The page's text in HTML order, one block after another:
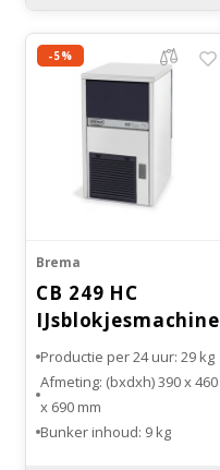
-5%
Brema
CB 249 HC
IJsblokjesmachine
RVS
Productie per 24 uur: 29 kg
Afmeting: (bxdxh) 390 x 460
x 690 mm
Bunker inhoud: 9 kg